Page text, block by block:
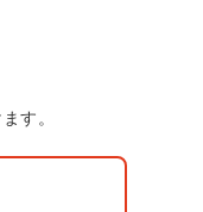
す。